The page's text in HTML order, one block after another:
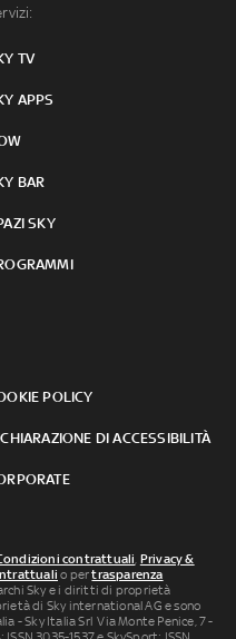
TV
APPS
BAR
SKY
POLICY
DI ACCESSIBILITÀ
contrattuali, Privacy &
o pertrasparenza
Sky e i diritti di proprietà
di Sky international AG e sono
- Sky Italia Srl Via Monte Penice, 7 -